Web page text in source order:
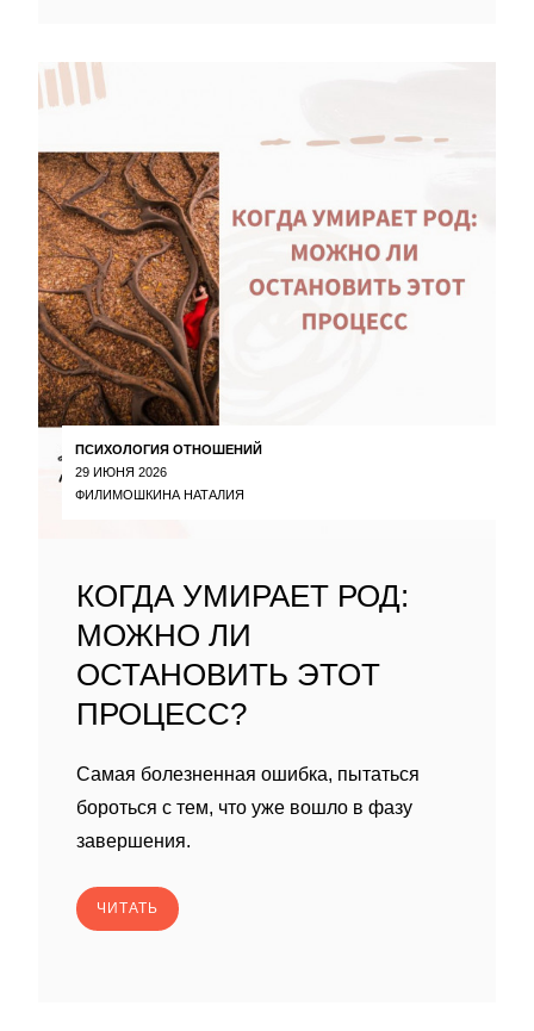
ПСИХОЛОГИЯ ОТНОШЕНИЙ
29 ИЮНЯ 2026
ФИЛИМОШКИНА НАТАЛИЯ
КОГДА УМИРАЕТ РОД:
МОЖНО ЛИ
ОСТАНОВИТЬ ЭТОТ
ПРОЦЕСС?
Самая болезненная ошибка, пытаться
бороться с тем, что уже вошло в фазу
завершения.
ЧИТАТЬ